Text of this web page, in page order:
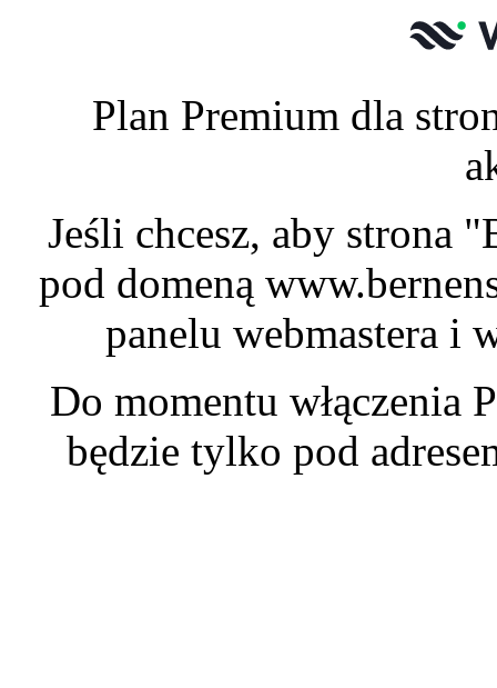
Plan Premium dla
Jeśli chcesz, aby strona
pod domeną
panelu webmastera i
Do momentu włączenia
będzie tylko pod